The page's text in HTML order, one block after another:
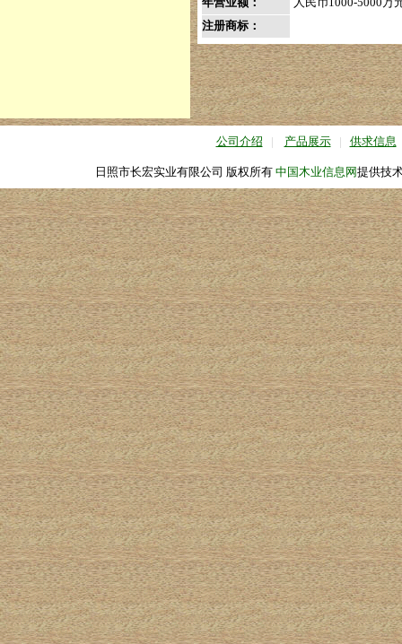
注册商标：
公司介绍 | 产品展示 | 供求信息
日照市长宏实业有限公司 版权所有 中国木业信息网提供技